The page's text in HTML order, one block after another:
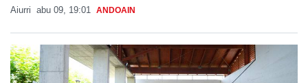
Aiurri abu 09, 19:01 ANDOAIN